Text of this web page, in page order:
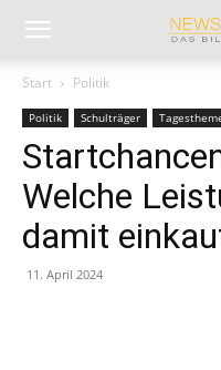
Start Politik
Politik Schulträger
Welche
damit
11. April 2024